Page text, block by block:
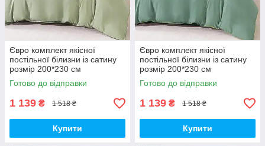
Євро комплект якісної
постільної білизни із сатину
розмір 200*230 см
Готово до відправки
1 139 ₴ 1 518 ₴
Купити
Євро комплект якісної
постільної білизни із сатину
розмір 200*230 см
Готово до відправки
1 139 ₴ 1 518 ₴
Купити